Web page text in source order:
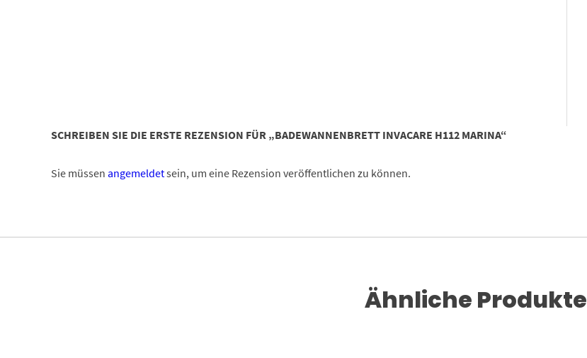
SCHREIBEN SIE DIE ERSTE REZENSION FÜR „BADEWANNENBRETT INVACARE H112 MARINA“
Sie müssen angemeldetsein, um eine Rezension veröffentlichen zu können.
Ähnliche Produkte